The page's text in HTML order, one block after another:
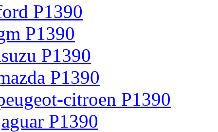
P1390
P1390
P1390
P1390
citroen P1390
P1390